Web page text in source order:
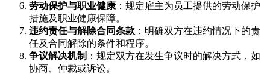
劳动保护与职业健康 ：规定雇主为员工提供的劳动保护
措施及职业健康保障。
违约责任与解除合同条款 ：明确双方在违约情况下的责
任及合同解除的条件和程序。
争议解决机制 ：规定双方在发生争议时的解决方式，如
协商、仲裁或诉讼。